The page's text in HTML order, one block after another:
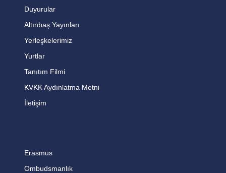
Duyurular
Altınbaş Yayınları
Yerleşkelerimiz
Yurtlar
Tanıtım Filmi
KVKK Aydınlatma Metni
İletişim
Erasmus
Ombudsmanlık